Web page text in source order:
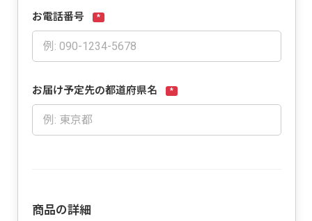
お電話番号 *
お届け予定先の都道府県名 *
商品の詳細